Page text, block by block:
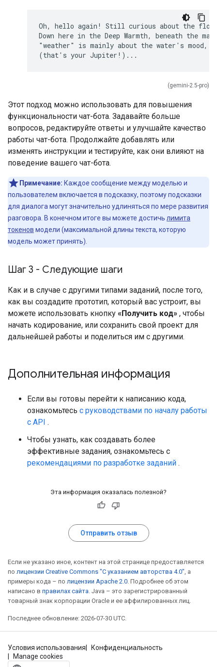
Oh, hello again! Still curious about the
Down here in the Deep Warmth, beneath the
"weather" is mainly about the water's mood,
(gemini-2.5-pro)
Этот подход можно использовать для повышения
функциональности чат-бота. Задавайте больше
вопросов, редактируйте ответы и улучшайте качество
работы чат-бота. Продолжайте добавлять или
изменять инструкции и тестируйте, как они влияют на
поведение вашего чат-бота.
Примечание: Каждое сообщение между моделью и
пользователем включается в подсказку, поэтому подсказки
для диалога могут значительно удлиняться по мере развития
разговора. В конечном итоге вы можете достичь лимита
токенов модели (максимальной длины текста, которую
модель может принять).
Шаг 3 - Следующие шаги
Как и в случае с другими типами заданий, после того,
как вы создадите прототип, который вас устроит, вы
можете использовать кнопку «Получить код» , чтобы
начать кодирование, или сохранить свой проект для
дальнейшей работы и поделиться им с другими.
Дополнительная информация
Если вы готовы перейти к написанию кода,
ознакомьтесь с руководствами по началу работы
с API .
Чтобы узнать, как создавать более
эффективные задания, ознакомьтесь с
рекомендациями по разработке заданий .
Эта информация оказалась полезной?
Отправить отзыв
Если не указано иное, контент на этой странице предоставляется
по лицензии Creative Commons "С указанием авторства 4.0", а
примеры кода – по лицензии Apache 2.0. Подробнее об этом
написано в правилах сайта. Java – это зарегистрированный
товарный знак корпорации Oracle и ее аффилированных лиц.
Последнее обновление: 2026-07-30 UTC.
Условия использования
Конфиденциальность
Manage cookies